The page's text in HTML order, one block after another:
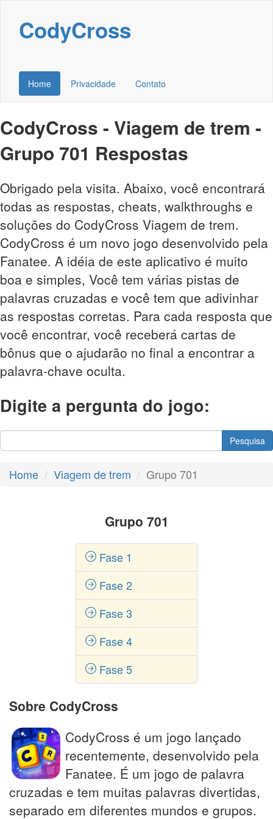
CodyCross
Home Privacidade Contato
CodyCross - Viagem de trem -
Grupo 701 Respostas
Obrigado pela visita. Abaixo, você encontrará
todas as respostas, cheats, walkthroughs e
soluções do CodyCross Viagem de trem.
CodyCross é um novo jogo desenvolvido pela
Fanatee. A idéia de este aplicativo é muito
boa e simples, Você tem várias pistas de
palavras cruzadas e você tem que adivinhar
as respostas corretas. Para cada resposta que
você encontrar, você receberá cartas de
bônus que o ajudarão no final a encontrar a
palavra-chave oculta.
Digite a pergunta do jogo:
Pesquisa
Home Viagem de trem Grupo 701
Grupo 701
Fase 1
Fase 2
Fase 3
Fase 4
Fase 5
Sobre CodyCross
CodyCross é um jogo lançado
recentemente, desenvolvido pela
Fanatee. É um jogo de palavra
cruzadas e tem muitas palavras divertidas,
separado em diferentes mundos e grupos.